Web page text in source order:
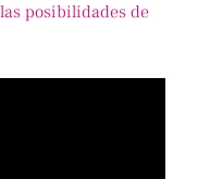
posibilidades de